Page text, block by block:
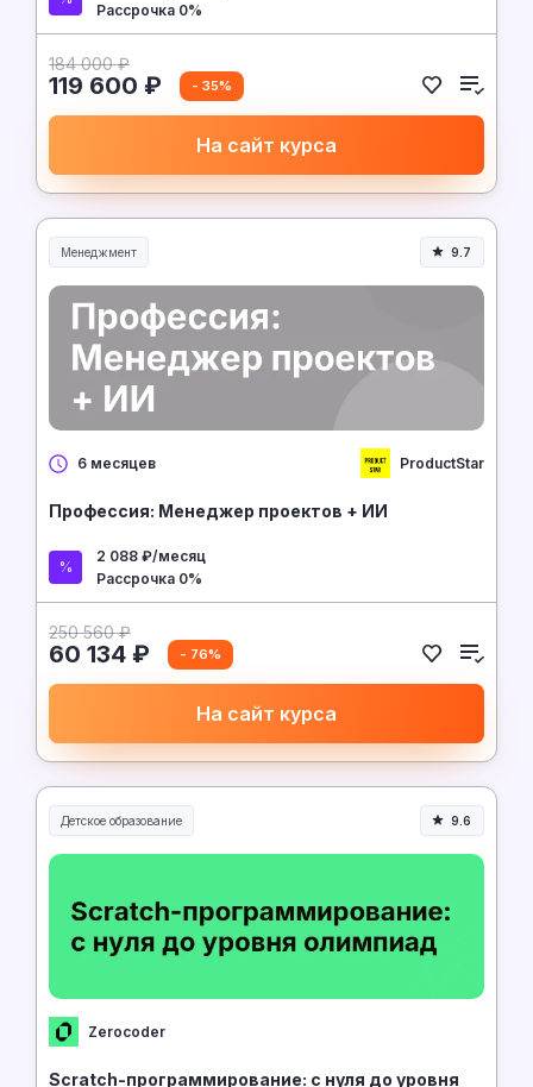
Рассрочка 0%
184 000 ₽
119 600 ₽ - 35%
На сайт курса
Менеджмент
Менеджмент и управление
9.7
6 месяцев ProductStar
Профессия: Менеджер проектов + ИИ
2 088 ₽/месяц
Рассрочка 0%
250 560 ₽
60 134 ₽ - 76%
На сайт курса
Детское образование 9.6
Zerocoder
Scratch-программирование: с нуля до уровня